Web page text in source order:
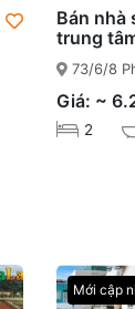
Bán nhà
trung
73/6/8
Đà Lạt (P.
Giá: ~
2
Mới cập